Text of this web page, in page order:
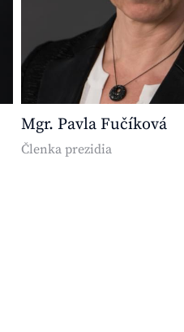
Mgr. Pavla Fučíková
Členka prezidia